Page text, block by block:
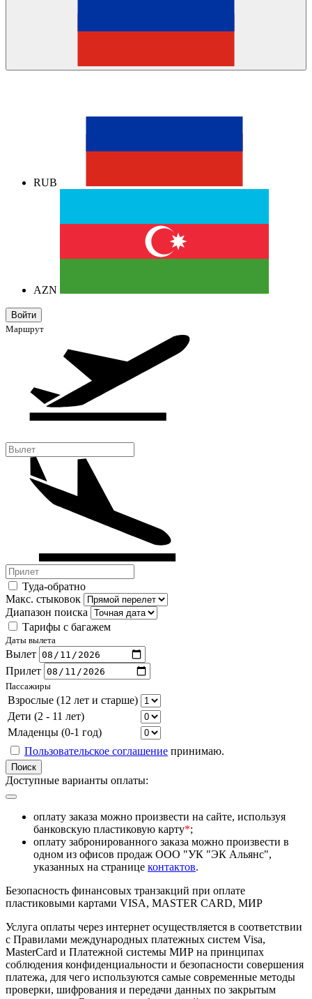
RUB
AZN
Маршрут
Туда-обратно
Макс. стыковок
Диапазон поиска
Тарифы с багажем
Даты вылета
Вылет
Прилет
Пассажиры
Взрослые (12 лет и старше)
Дети (2 - 11 лет)
Младенцы (0-1 год)
Пользовательское соглашение принимаю.
Поиск
Доступные варианты оплаты:
оплату заказа можно произвести на сайте, используя
банковскую пластиковую карту*;
оплату забронированного заказа можно произвести в
одном из офисов продаж ООО "УК "ЭК Альянс",
указанных на странице контактов.
Безопасность финансовых транзакций при оплате
пластиковыми картами VISA, MASTER CARD, МИР
Услуга оплаты через интернет осуществляется в соответствии
с Правилами международных платежных систем Visa,
MasterCard и Платежной системы МИР на принципах
соблюдения конфиденциальности и безопасности совершения
платежа, для чего используются самые современные методы
проверки, шифрования и передачи данных по закрытым